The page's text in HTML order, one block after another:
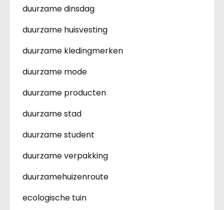
duurzame dinsdag
duurzame huisvesting
duurzame kledingmerken
duurzame mode
duurzame producten
duurzame stad
duurzame student
duurzame verpakking
duurzamehuizenroute
ecologische tuin